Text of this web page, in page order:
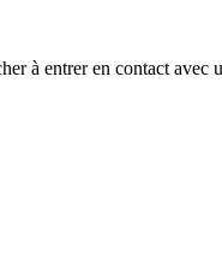
à entrer en contact